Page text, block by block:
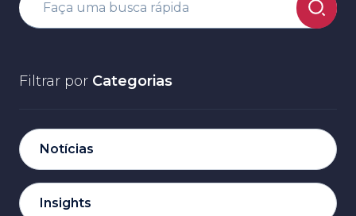
Filtrar por Categorias
Notícias
Insights